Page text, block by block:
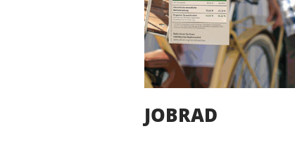
JOBRAD